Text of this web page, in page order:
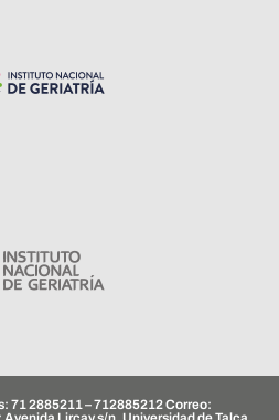
71 2885211 – 712885212 Correo: